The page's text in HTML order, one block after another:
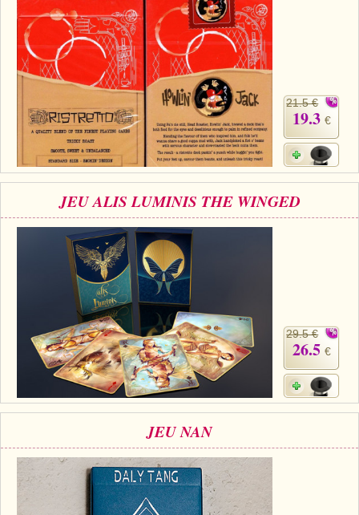
21.5 €
19.3 €
JEU ALIS LUMINIS THE WINGED
29.5 €
26.5 €
JEU NAN